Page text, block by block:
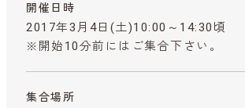
開催日時
2017年3月4日(土)10:00～14:30頃
※開始10分前にはご集合下さい。
集合場所